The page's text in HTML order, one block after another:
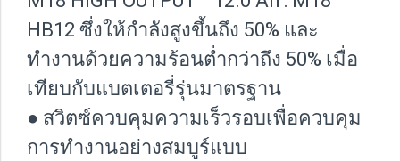
HB12 ซึ่งให้กำลังสูงขึ้นถึง 50% และ
ทำงานด้วยความร้อนต่ำกว่าถึง 50% เมื่อ
เทียบกับแบตเตอรี่รุ่นมาตรฐาน
● สวิตซ์ควบคุมความเร็วรอบเพื่อควบคุม
การทำงานอย่างสมบูร์แบบ